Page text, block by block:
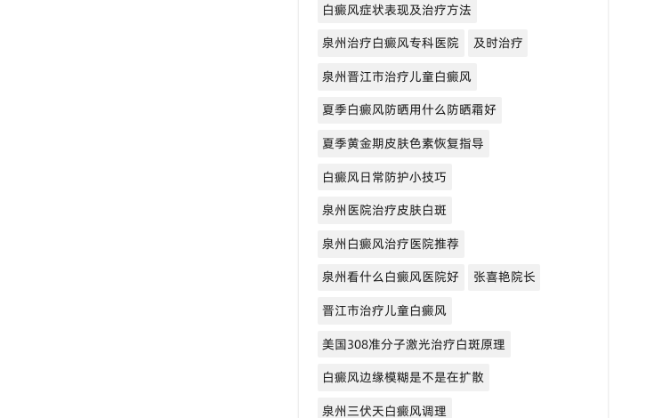
白癜风症状表现及治疗方法
泉州治疗白癜风专科医院
及时治疗
泉州晋江市治疗儿童白癜风
夏季白癜风防晒用什么防晒霜好
夏季黄金期皮肤色素恢复指导
白癜风日常防护小技巧
泉州医院治疗皮肤白斑
泉州白癜风治疗医院推荐
泉州看什么白癜风医院好
张喜艳院长
晋江市治疗儿童白癜风
美国308准分子激光治疗白斑原理
白癜风边缘模糊是不是在扩散
泉州三伏天白癜风调理